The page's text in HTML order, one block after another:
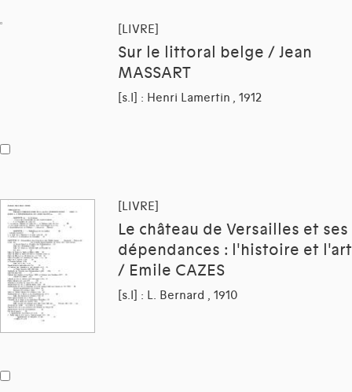
[LIVRE]
Sur le littoral belge / Jean
MASSART
[s.l] : Henri Lamertin , 1912
[LIVRE]
Le château de Versailles et ses
dépendances : l'histoire et l'art
/ Emile CAZES
[s.l] : L. Bernard , 1910